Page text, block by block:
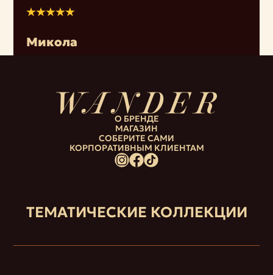
Микола
О БРЕНДЕ
МАГАЗИН
СОБЕРИТЕ САМИ
КОРПОРАТИВНЫМ КЛИЕНТАМ
ТЕМАТИЧЕСКИЕ КОЛЛЕКЦИИ